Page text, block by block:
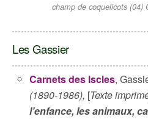
champ de coquelicots
Les Gassier
Carnets des Iscles,
(1890-1986), [Texte
l’enfance, les animaux,